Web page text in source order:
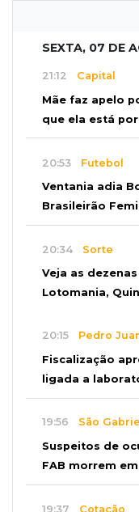
SEXTA, 07 DE
21:12 Capital
Mãe faz apelo
que ela está
20:53 Futebol
Ventania adia
Brasileirão
20:34 Sorte
Veja as
Lotomania,
20:15 Pedro
Fiscalização
ligada a
19:56 São
Suspeitos de
FAB morrem
19:37 Cotação